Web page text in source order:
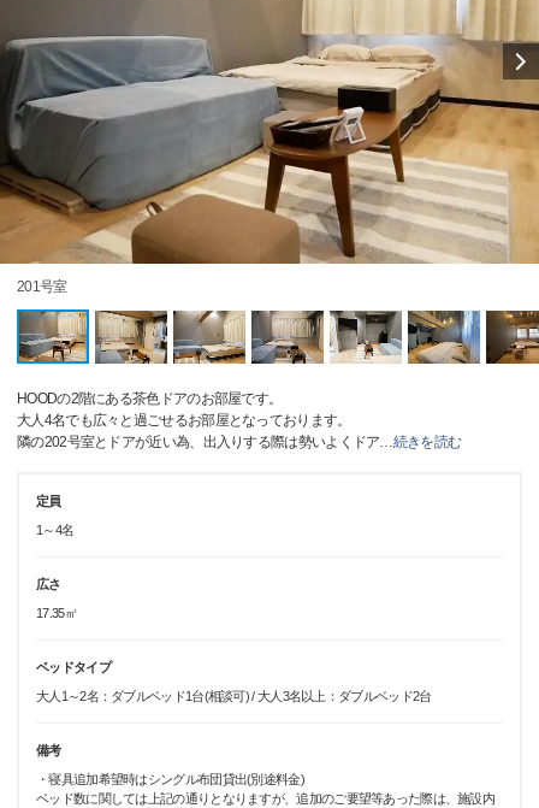
201号室
HOODの2階にある茶色ドアのお部屋です。
大人4名でも広々と過ごせるお部屋となっております。
隣の202号室とドアが近い為、出入りする際は勢いよくドア…続きを読む
定員
1～4名
広さ
17.35㎡
ベッドタイプ
大人1～2名：ダブルベッド1台(相談可) / 大人3名以上：ダブルベッド2台
備考
・寝具追加希望時はシングル布団貸出(別途料金)
ベッド数に関しては上記の通りとなりますが、追加のご要望等あった際は、施設内